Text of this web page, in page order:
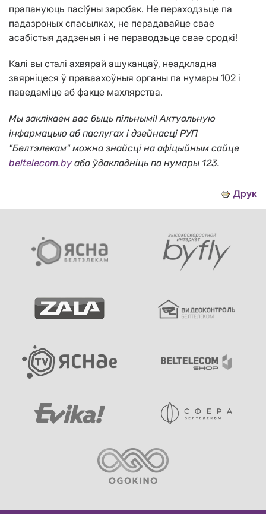
прапануюць пасіўны заробак. Не пераходзьце па
падазроных спасылках, не перадавайце свае
асабістыя дадзеныя і не пераводзьце свае сродкі!
Калі вы сталі ахвярай ашуканцаў, неадкладна
звярніцеся ў праваахоўныя органы па нумары 102 і
паведаміце аб факце махлярства.
Мы заклікаем вас быць пільнымі! Актуальную
інфармацыю аб паслугах і дзейнасці РУП
"Белтэлекам" можна знайсці на афіцыйным сайце
beltelecom.by або ўдакладніць па нумары 123.
Друк